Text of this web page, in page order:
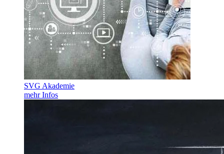
SVG Akademie
mehr Infos